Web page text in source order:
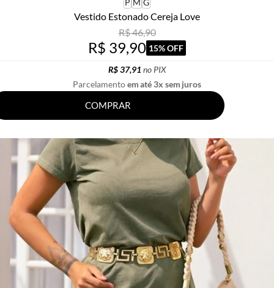
P M G
Vestido Estonado Cereja Love
R$ 46,90
R$ 39,90 15% OFF
R$ 37,91 no PIX
Parcelamentoem até 3x sem juros
COMPRAR